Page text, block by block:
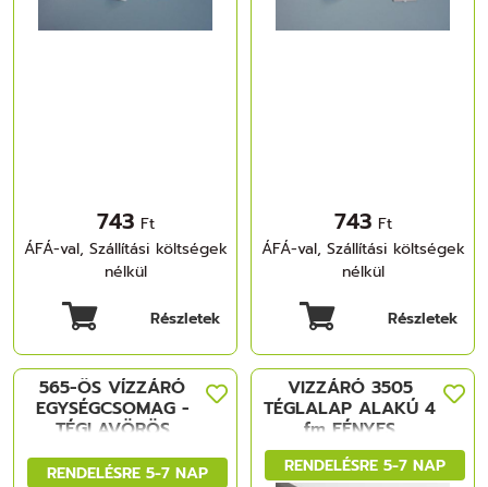
743 Ft
ÁFÁ-val, Szállítási költségek
nélkül
Részletek
743 Ft
ÁFÁ-val, Szállítási költségek
nélkül
Részletek
RENDELÉSRE 5-7 NAP
565-ÖS VÍZZÁRÓ
EGYSÉGCSOMAG -
TÉGLAVÖRÖS
RENDELÉSRE 5-7 NAP
VIZZÁRÓ 3505
TÉGLALAP ALAKÚ 4
fm FÉNYES
ALUMÍNIUM
MŰANYAG